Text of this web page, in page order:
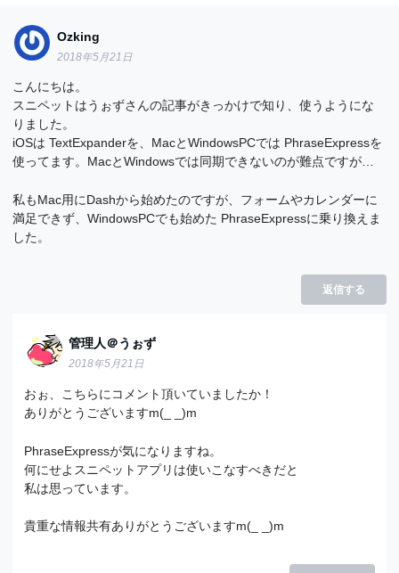
Ozking
2018年5月21日
こんにちは。
スニペットはうぉずさんの記事がきっかけで知り、使うようにな
りました。
iOSは TextExpanderを、MacとWindowsPCでは PhraseExpressを
使ってます。MacとWindowsでは同期できないのが難点ですが…
私もMac用にDashから始めたのですが、フォームやカレンダーに
満足できず、WindowsPCでも始めた PhraseExpressに乗り換えま
した。
返信する
管理人＠うぉず
2018年5月21日
おぉ、こちらにコメント頂いていましたか！
ありがとうございますm(_ _)m
PhraseExpressが気になりますね。
何にせよスニペットアプリは使いこなすべきだと
私は思っています。
貴重な情報共有ありがとうございますm(_ _)m